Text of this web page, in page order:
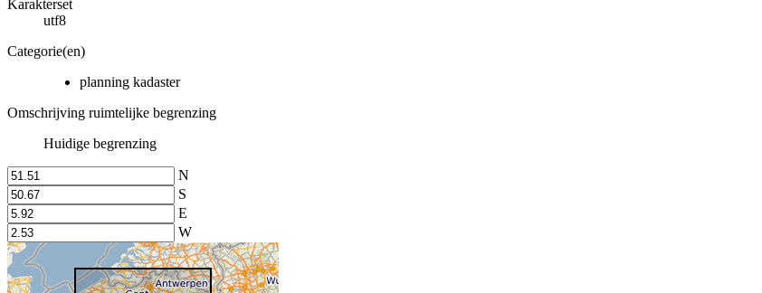
Karakterset
utf8
Categorie(en)
planning kadaster
Omschrijving ruimtelijke begrenzing
Huidige begrenzing
N
S
E
W